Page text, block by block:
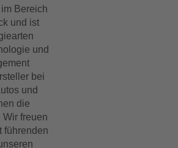
Bereich
und ist
und
bei
und
die
freuen
führenden